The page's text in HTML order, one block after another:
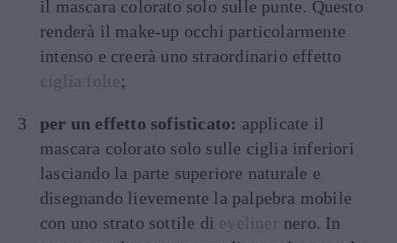
il mascara colorato solo sulle punte. Questo
renderà il make-up occhi particolarmente
intenso e creerà uno straordinario effetto
ciglia folte;
per un effetto sofisticato: applicate il
mascara colorato solo sulle ciglia inferiori
lasciando la parte superiore naturale e
disegnando lievemente la palpebra mobile
con uno strato sottile di eyeliner nero. In